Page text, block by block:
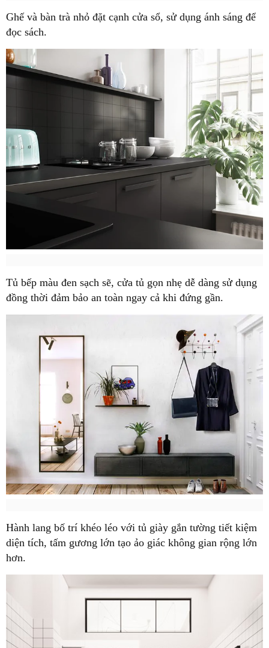
Ghế và bàn trà nhỏ đặt cạnh cửa sổ, sử dụng ánh sáng để
đọc sách.
Tủ bếp màu đen sạch sẽ, cửa tủ gọn nhẹ dễ dàng sử dụng
đồng thời đảm bảo an toàn ngay cả khi đứng gần.
Hành lang bố trí khéo léo với tủ giày gắn tường tiết kiệm
diện tích, tấm gương lớn tạo ảo giác không gian rộng lớn
hơn.